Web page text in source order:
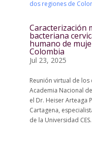
Caracterización
bacteriana
humano de
Colombia
Jul 23, 2025
Reunión virtual de
Academia Nacional
el Dr. Heiser Arteaga
Cartagena,
de la Universidad